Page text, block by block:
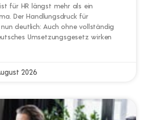
für HR längst mehr als ein
Der Handlungsdruck für
deutlich: Auch ohne vollständig
Umsetzungsgesetz wirken
2026